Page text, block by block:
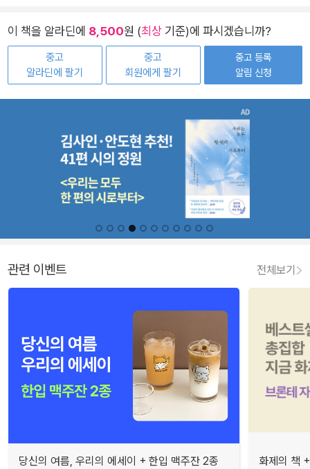
이 책을 알라딘에 8,500원 (최상 기준)에 파시겠습니까?
중고
알라딘에 팔기
중고
회원에게 팔기
중고 등록
알림 신청
관련 이벤트 전체보기
당신의 여름, 우리의 에세이 + 한입 맥주잔 2종
화제의 책